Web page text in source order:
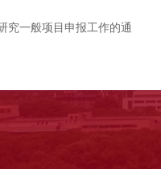
究一般项目申报工作的通